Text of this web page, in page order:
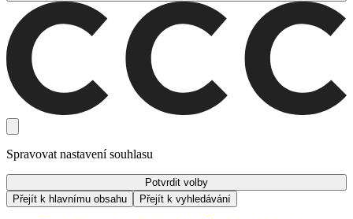
Spravovat nastavení souhlasu
Potvrdit volby
Přejít k hlavnímu obsahu
Přejít k vyhledávání